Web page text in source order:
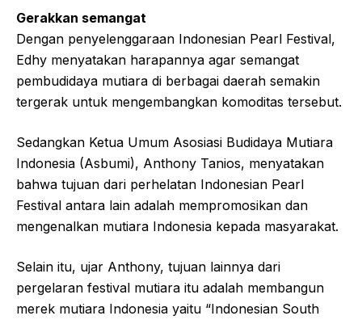
Gerakkan semangat
Dengan penyelenggaraan Indonesian Pearl Festival,
Edhy menyatakan harapannya agar semangat
pembudidaya mutiara di berbagai daerah semakin
tergerak untuk mengembangkan komoditas tersebut.
Sedangkan Ketua Umum Asosiasi Budidaya Mutiara
Indonesia (Asbumi), Anthony Tanios, menyatakan
bahwa tujuan dari perhelatan Indonesian Pearl
Festival antara lain adalah mempromosikan dan
mengenalkan mutiara Indonesia kepada masyarakat.
Selain itu, ujar Anthony, tujuan lainnya dari
pergelaran festival mutiara itu adalah membangun
merek mutiara Indonesia yaitu “Indonesian South